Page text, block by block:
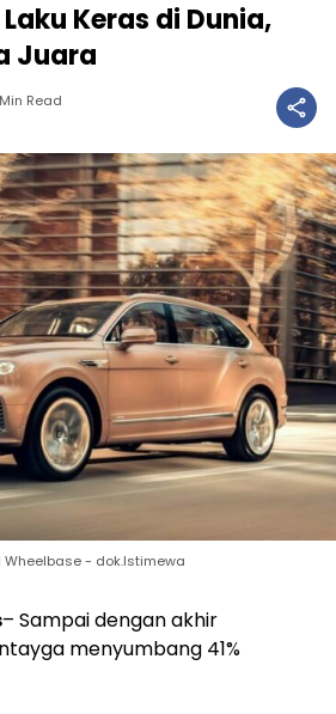
Keras di Dunia,
Juara
Read
Wheelbase - dok.Istimewa
– Sampai dengan akhir
menyumbang 41%